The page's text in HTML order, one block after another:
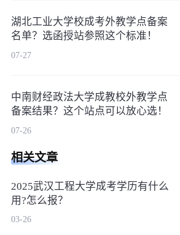
湖北工业大学校成考外教学点备案
名单？选函授站参照这个标准！
07-27
中南财经政法大学成教校外教学点
备案结果？这个站点可以放心选！
07-26
相关文章
2025武汉工程大学成考学历有什么
用?怎么报？
03-26